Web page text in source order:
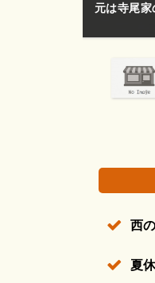
まあ、ショ
西
夏